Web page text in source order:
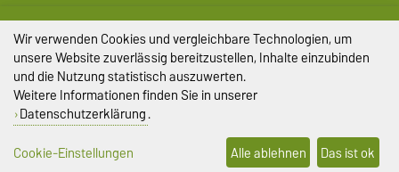
Impressum
Datenschutz
Barrierefreiheit
Cookie-Einstellungen
Wir verwenden Cookies und vergleichbare Technologien, um
unsere Website zuverlässig bereitzustellen, Inhalte einzubinden
und die Nutzung statistisch auszuwerten.
Weitere Informationen finden Sie in unserer
Datenschutzerklärung.
Cookie-Einstellungen
Alle ablehnen Das ist ok